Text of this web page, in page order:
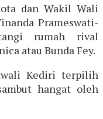
dan Wakil Wali
Prameswati-
rumah rival
atau Bunda Fey.
Kediri terpilih
hangat oleh